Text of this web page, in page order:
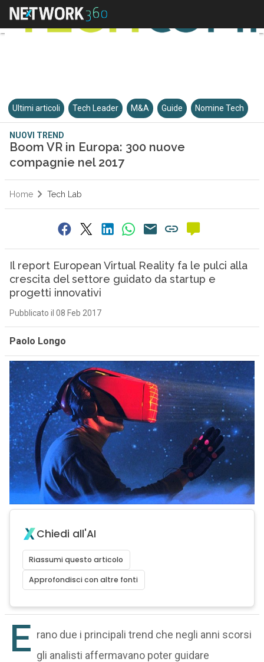
Ultimi articoli Tech Leader M&A Guide Nomine Tech
NUOVI TREND
Boom VR in Europa: 300 nuove
compagnie nel 2017
Home Tech Lab
Il report European Virtual Reality fa le pulci alla
crescita del settore guidato da startup e
progetti innovativi
Pubblicato il 08 Feb 2017
Paolo Longo
Chiedi all'AI
Riassumi questo articolo
Approfondisci con altre fonti
E rano due i principali trend che negli anni scorsi
gli analisti affermavano poter guidare